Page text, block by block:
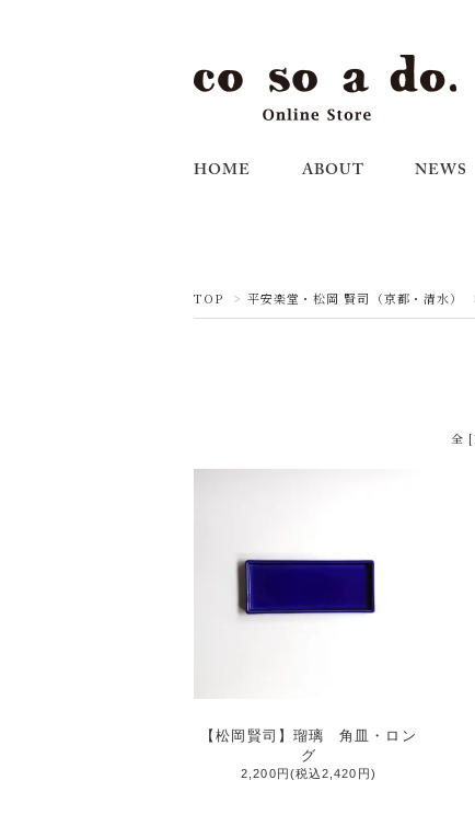
HOME ABOUT NEWS
TOP > 平安楽堂・松岡 賢司（京都・清水）
全
【松岡賢司】瑠璃 角皿・ロン
グ
2,200円(税込2,420円)